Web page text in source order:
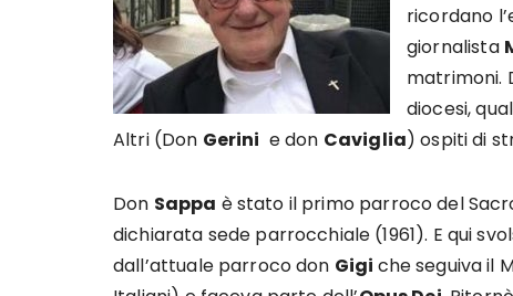
ricordano
giornalista
matrimoni.
diocesi,
Altri (Don Gerini e don Caviglia) ospiti di
Don Sappa è stato il primo parroco del
dichiarata sede parrocchiale (1961). E qui
dall’attuale parroco don Gigi che seguiva il